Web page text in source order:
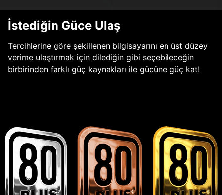
İstediğin Güce Ulaş
Tercihlerine göre şekillenen bilgisayarını en üst düzey
verime ulaştırmak için dilediğin gibi seçebileceğin
birbirinden farklı güç kaynakları ile gücüne güç kat!